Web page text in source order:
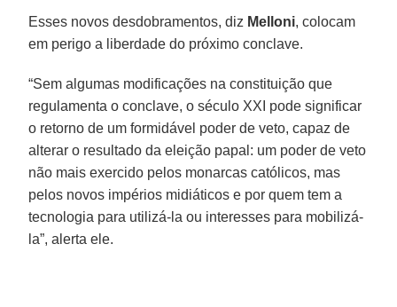
Esses novos desdobramentos, diz Melloni, colocam
em perigo a liberdade do próximo conclave.
“Sem algumas modificações na constituição que
regulamenta o conclave, o século XXI pode significar
o retorno de um formidável poder de veto, capaz de
alterar o resultado da eleição papal: um poder de veto
não mais exercido pelos monarcas católicos, mas
pelos novos impérios midiáticos e por quem tem a
tecnologia para utilizá-la ou interesses para mobilizá-
la”, alerta ele.